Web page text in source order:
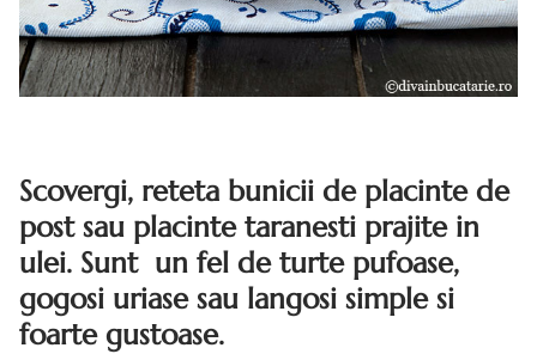
Scovergi, reteta bunicii de placinte de
post sau placinte taranesti prajite in
ulei. Sunt un fel de turte pufoase,
gogosi uriase sau langosi simple si
foarte gustoase.